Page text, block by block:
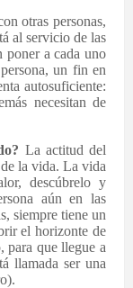
otras personas,
al servicio de las
poner a cada uno
un fin en
autosuficiente:
necesitan de
La actitud del
la vida. La vida
descúbrelo y
aún en las
siempre tiene un
el horizonte de
para que llegue a
llamada ser una